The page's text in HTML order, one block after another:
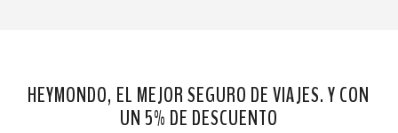
HEYMONDO, EL MEJOR SEGURO DE VIAJES. Y CON
UN 5% DE DESCUENTO